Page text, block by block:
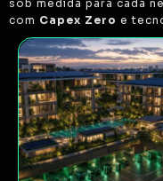
sob medida para cada
com Capex Zero e